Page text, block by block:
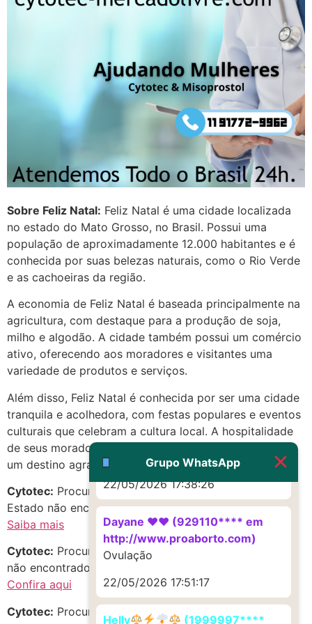
Sobre Feliz Natal: Feliz Natal é uma cidade localizada
no estado do Mato Grosso, no Brasil. Possui uma
população de aproximadamente 12.000 habitantes e é
conhecida por suas belezas naturais, como o Rio Verde
e as cachoeiras da região.
A economia de Feliz Natal é baseada principalmente na
agricultura, com destaque para a produção de soja,
milho e algodão. A cidade também possui um comércio
ativo, oferecendo aos moradores e visitantes uma
variedade de produtos e serviços.
Além disso, Feliz Natal é conhecida por ser uma cidade
tranquila e acolhedora, com festas populares e eventos
culturais que celebram a cultura local. A hospitalidade
de seus moradores e o clima ameno tornam a cidade
um destino agradável para se viver ou visitar.
Cytotec: Procurando CITOTEQUE em Feliz Natal,
Estado não encontrado? Confira as melhores opções!
Saiba mais
Cytotec: Procurando mis0prostol no estado de Estado
não encontrado? Descubra oportunidades incríveis!
Confira aqui
Cytotec: Procurando pílula abortiva em Centro, Feliz
Grupo WhatsApp
depois que para de menstruar
começa a sair um líquido
transparente, se é normal ?
22/05/2026 17:10:05
(879121**** em
http://www.proaborto.com)
22/05/2026 17:19:15
(879121**** em
http://www.proaborto.com)
Eu acho, não sei
22/05/2026 17:19:16
(879121**** em
http://www.proaborto.com)
Deve ser um corrimento normal
mesmo
G (1199866**** em
http://www.proaborto.com)
Muito obrigadaaaaa
22/05/2026 17:38:26
Dayane ♥️♥️ (929110**** em
http://www.proaborto.com)
Ovulação
22/05/2026 17:51:17
Helly (1999997****